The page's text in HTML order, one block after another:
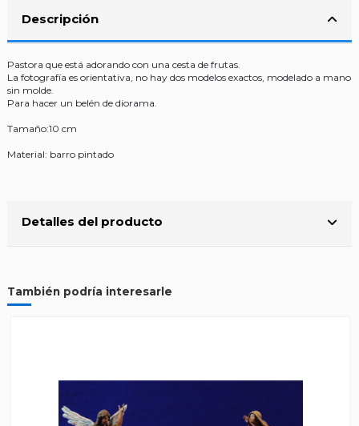
Descripción
Pastora que está adorando con una cesta de frutas.
La fotografía es orientativa, no hay dos modelos exactos, modelado a mano
sin molde.
Para hacer un belén de diorama.
Tamaño:10 cm
Material: barro pintado
Detalles del producto
También podría interesarle